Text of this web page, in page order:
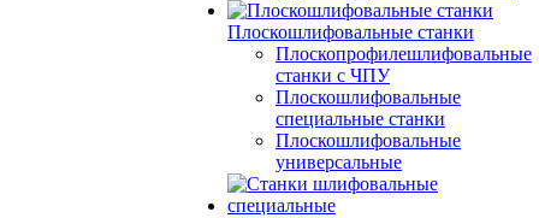
Плоскошлифовальные станки
Плоскопрофилешлифовальные
станки с ЧПУ
Плоскошлифовальные
специальные станки
Плоскошлифовальные
универсальные